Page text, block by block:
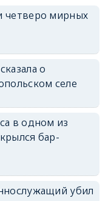
четверо мирных
о
селе
в одном из
бар-
убил